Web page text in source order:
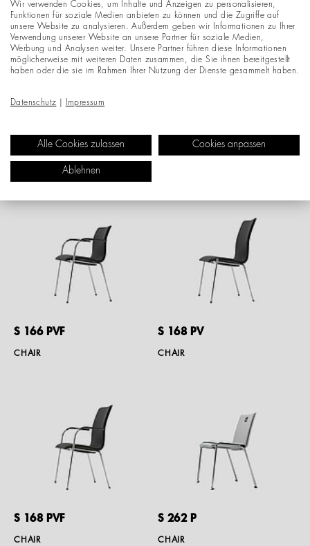
S 162 PVF
TUBULAR STEEL CHAIR
S 164 PV
S 166 PVF
CHAIR
S 168 PV
CHAIR
S 168 PVF
CHAIR
S 262 P
CHAIR
Wir verwenden Cookies, um Inhalte und Anzeigen zu personalisieren,
Funktionen für soziale Medien anbieten zu können und die Zugriffe auf
unsere Website zu analysieren. Außerdem geben wir Informationen zu Ihrer
Verwendung unserer Website an unsere Partner für soziale Medien,
Werbung und Analysen weiter. Unsere Partner führen diese Informationen
möglicherweise mit weiteren Daten zusammen, die Sie ihnen bereitgestellt
haben oder die sie im Rahmen Ihrer Nutzung der Dienste gesammelt haben.
Datenschutz Impressum
Alle Cookies zulassen Cookies anpassen
Ablehnen